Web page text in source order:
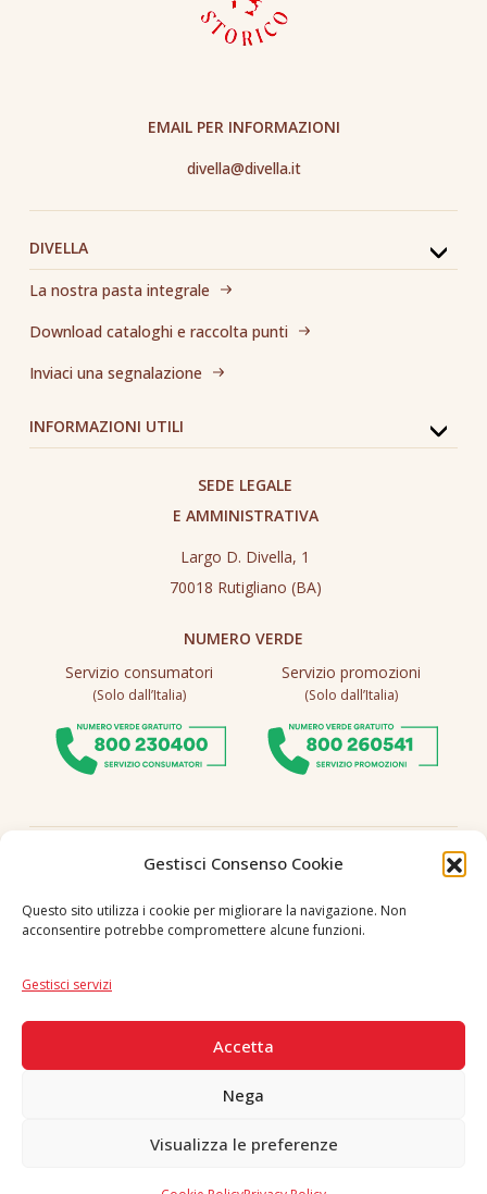
Gestisci Consenso Cookie
Questo sito utilizza i cookie per migliorare la navigazione. Non
acconsentire potrebbe compromettere alcune funzioni.
Gestisci servizi
Accetta
Nega
Visualizza le preferenze
DIVELLA
La nostra pasta integrale
Download cataloghi e raccolta punti
Inviaci una segnalazione
INFORMAZIONI UTILI
EMAIL PER INFORMAZIONI
divella@divella.it
SEDE LEGALE
E AMMINISTRATIVA
Largo D. Divella, 1
70018 Rutigliano (BA)
NUMERO VERDE
Servizio consumatori
(Solo dall’Italia)
Servizio promozioni
(Solo dall’Italia)
Seguici
Copyright © 2026 F. Divella S.p.A. - P.IVA 00257660720 - REA: 35658